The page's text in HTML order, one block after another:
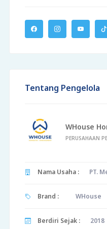
Tentang Pengelola
WHouse
PERUSAHAAN
Nama Usaha : PT.
Brand : WHouse
Berdiri Sejak : 2018